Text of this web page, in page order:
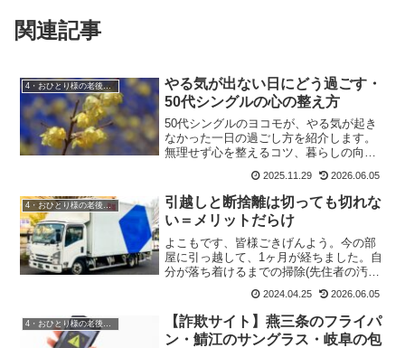
関連記事
4・おひとり様の老後準備
やる気が出ない日にどう過ごす・
50代シングルの心の整え方
50代シングルのヨコモが、やる気が起き
なかった一日の過ごし方を紹介します。
無理せず心を整えるコツ、暮らしの向き
2025.11.29 2026.06.05
4・おひとり様の老後準備
引越しと断捨離は切っても切れな
い＝メリットだらけ
よこもです、皆様ごきげんよう。今の部
屋に引っ越して、1ヶ月が経ちました。自
分が落ち着けるまでの掃除(先住者の汚れ)
づつ片付ける。優先順位は、1.仕事2.友人
と会う＆アウトドア(＝ストレス発散＆パ
ワーチャー...
2024.04.25 2026.06.05
4・おひとり様の老後準備
【詐欺サイト】燕三条のフライパ
ン・鯖江のサングラス・岐阜の包